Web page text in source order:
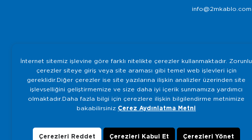
info@2mkablo.com
İnternet sitemiz işlevine göre farklı nitelikte çerezler kullanmaktadır. Zorunlu
çerezler siteye giriş veya site araması gibi temel web işlevleri için
gereklidir.Diğer çerezler ise site yazılarına ilişkin analizler üzerinden site
işlevselliğini geliştirmemize ve size daha iyi içerik sunmamıza yardımcı
olmaktadır.Daha fazla bilgi için çerezlere ilişkin bilgilendirme metnimize
bakabilirsiniz Çerez Aydınlatma Metni
Çerezleri Reddet Çerezleri Kabul Et Çerezleri Yönet